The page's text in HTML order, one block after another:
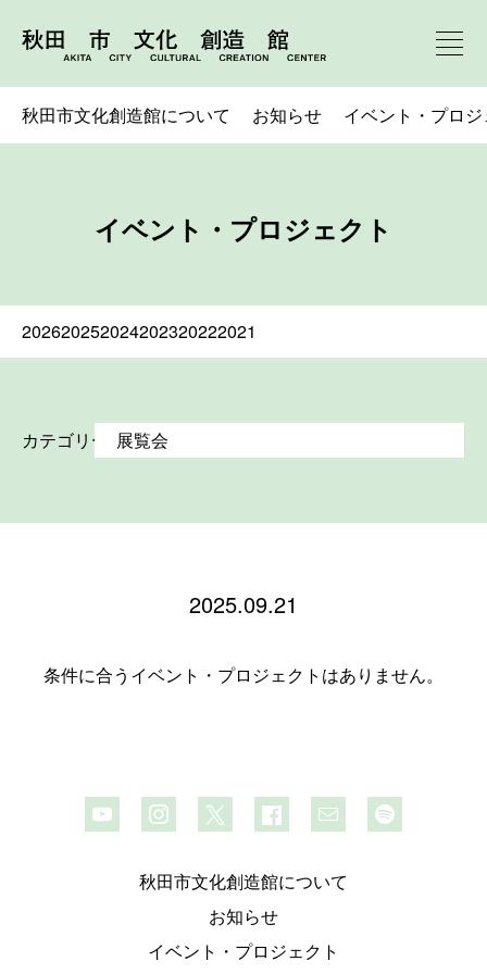
秋田市文化創造館について お知らせ イベント・プロ
イベント・プロジェクト
202620252024202320222021
カテゴリー
2025.09.21
条件に合うイベント・プロジェクトはありません。
秋田市文化創造館について
お知らせ
イベント・プロジェクト